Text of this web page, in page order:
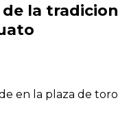
la
en la plaza de